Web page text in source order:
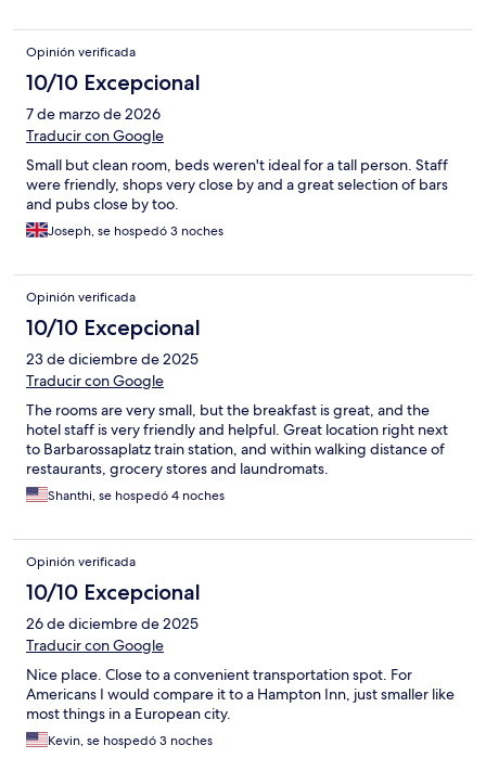
Opinión verificada
10/10 Excepcional
7 de marzo de 2026
Traducir con Google
Small but clean room, beds weren't ideal for a tall person. Staff
were friendly, shops very close by and a great selection of bars
and pubs close by too.
Joseph, se hospedó 3 noches
Opinión verificada
10/10 Excepcional
23 de diciembre de 2025
Traducir con Google
The rooms are very small, but the breakfast is great, and the
hotel staff is very friendly and helpful. Great location right next
to Barbarossaplatz train station, and within walking distance of
restaurants, grocery stores and laundromats.
Shanthi, se hospedó 4 noches
Opinión verificada
10/10 Excepcional
26 de diciembre de 2025
Traducir con Google
Nice place. Close to a convenient transportation spot. For
Americans I would compare it to a Hampton Inn, just smaller like
most things in a European city.
Kevin, se hospedó 3 noches